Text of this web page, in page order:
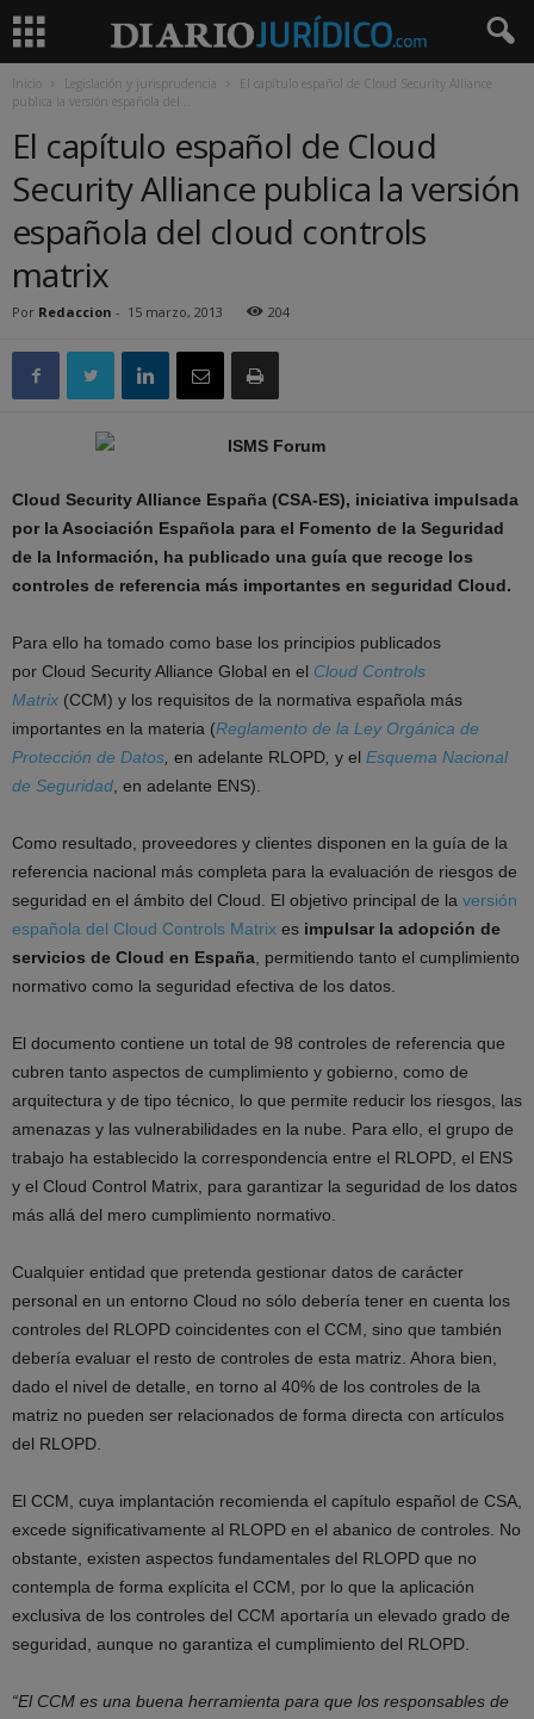
Inicio Legislación y jurisprudencia
El capítulo español de Cloud Security Alliance
publica la versión española del...
El capítulo español de Cloud
Security Alliance publica la versión
española del cloud controls
matrix
Por Redaccion - 15 marzo, 2013 204
Cloud Security Alliance España (CSA-ES), iniciativa impulsada
por la Asociación Española para el Fomento de la Seguridad
de la Información, ha publicado una guía que recoge los
controles de referencia más importantes en seguridad Cloud.
Para ello ha tomado como base los principios publicados
por Cloud Security Alliance Global en el Cloud Controls
Matrix (CCM) y los requisitos de la normativa española más
importantes en la materia (Reglamento de la Ley Orgánica de
Protección de Datos en adelante RLOPD y el Esquema Nacional
de Seguridad , en adelante ENS).
Como resultado, proveedores y clientes disponen en la guía de la
referencia nacional más completa para la evaluación de riesgos de
seguridad en el ámbito del Cloud. El objetivo principal de la versión
española del Cloud Controls Matrix es impulsar la adopción de
servicios de Cloud en España , permitiendo tanto el cumplimiento
normativo como la seguridad efectiva de los datos.
El documento contiene un total de 98 controles de referencia que
cubren tanto aspectos de cumplimiento y gobierno, como de
arquitectura y de tipo técnico, lo que permite reducir los riesgos, las
amenazas y las vulnerabilidades en la nube. Para ello, el grupo de
trabajo ha establecido la correspondencia entre el RLOPD, el ENS
y el Cloud Control Matrix, para garantizar la seguridad de los datos
más allá del mero cumplimiento normativo.
Cualquier entidad que pretenda gestionar datos de carácter
personal en un entorno Cloud no sólo debería tener en cuenta los
controles del RLOPD coincidentes con el CCM, sino que también
debería evaluar el resto de controles de esta matriz. Ahora bien,
dado el nivel de detalle, en torno al 40% de los controles de la
matriz no pueden ser relacionados de forma directa con artículos
del RLOPD.
El CCM, cuya implantación recomienda el capítulo español de CSA,
excede significativamente al RLOPD en el abanico de controles. No
obstante, existen aspectos fundamentales del RLOPD que no
contempla de forma explícita el CCM, por lo que la aplicación
exclusiva de los controles del CCM aportaría un elevado grado de
seguridad, aunque no garantiza el cumplimiento del RLOPD.
“El CCM es una buena herramienta para que los responsables de